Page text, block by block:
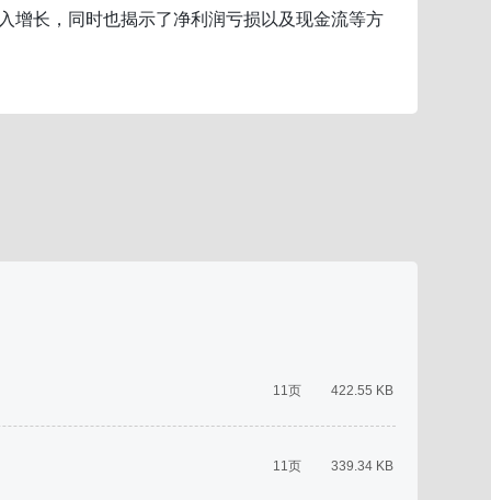
增长，同时也揭示了净利润亏损以及现金流等方
422.55 KB
11页
339.34 KB
11页